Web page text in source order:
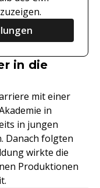
in die
mit einer
in
in jungen
Danach folgten
wirkte die
Produktionen